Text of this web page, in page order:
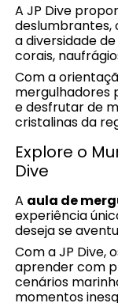
A JP Dive
deslumbrantes,
a diversidade
corais,
Com a
mergulhadores
e desfrutar de
cristalinas da
Explore o
Dive
A aula de
experiência
deseja se
Com a JP Dive,
aprender com
cenários
momentos